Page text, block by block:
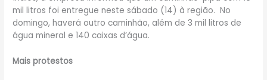
mil litros foi entregue neste sábado (14) à região. No
domingo, haverá outro caminhão, além de 3 mil litros de
água mineral e 140 caixas d’água.
Mais protestos